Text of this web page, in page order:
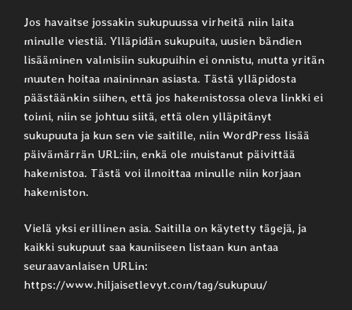
Jos havaitse jossakin sukupuussa virheitä niin laita
minulle viestiä. Ylläpidän sukupuita, uusien bändien
lisääminen valmisiin sukupuihin ei onnistu, mutta yritän
muuten hoitaa maininnan asiasta. Tästä ylläpidosta
päästäänkin siihen, että jos hakemistossa oleva linkki ei
toimi, niin se johtuu siitä, että olen ylläpitänyt
sukupuuta ja kun sen vie saitille, niin WordPress lisää
päivämärrän URL:iin, enkä ole muistanut päivittää
hakemistoa. Tästä voi ilmoittaa minulle niin korjaan
hakemiston.
Vielä yksi erillinen asia. Saitilla on käytetty tägejä, ja
kaikki sukupuut saa kauniiseen listaan kun antaa
seuraavanlaisen URLin:
https://www.hiljaisetlevyt.com/tag/sukupuu/